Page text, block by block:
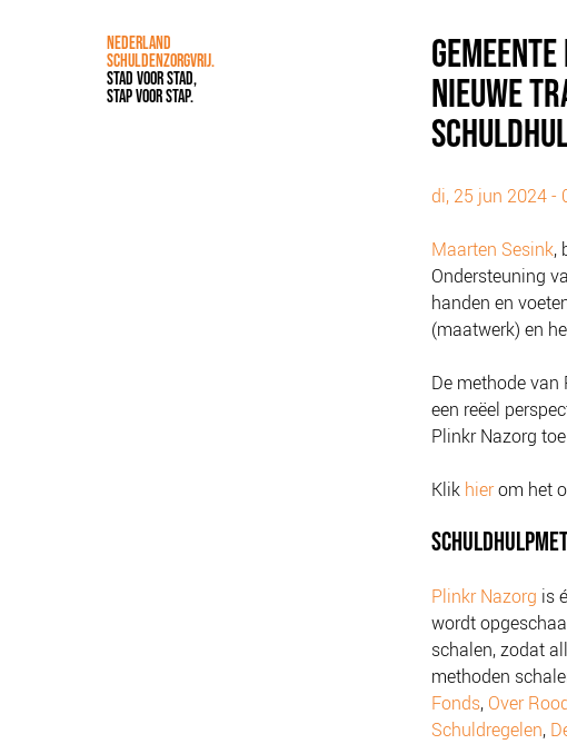
NEDERLAND
SCHULDENZORGVRIJ.
STAD VOOR STAD,
STAP VOOR STAP.
NIEUWE
di, 25 jun 2024 -
Maarten Sesink,
Ondersteuning
handen en
(maatwerk) en
De methode
een reëel
Plinkr Nazorg
Klik hierom het
Plinkr Nazorg is
wordt
schalen, zodat
methoden
Fonds, Over
Schuldregelen,